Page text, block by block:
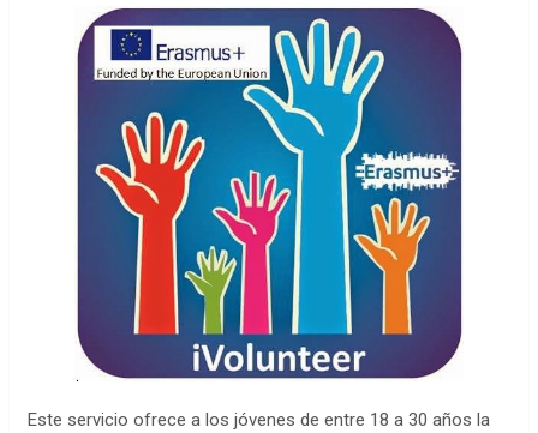
Este servicio ofrece a los jóvenes de entre 18 a 30 años la